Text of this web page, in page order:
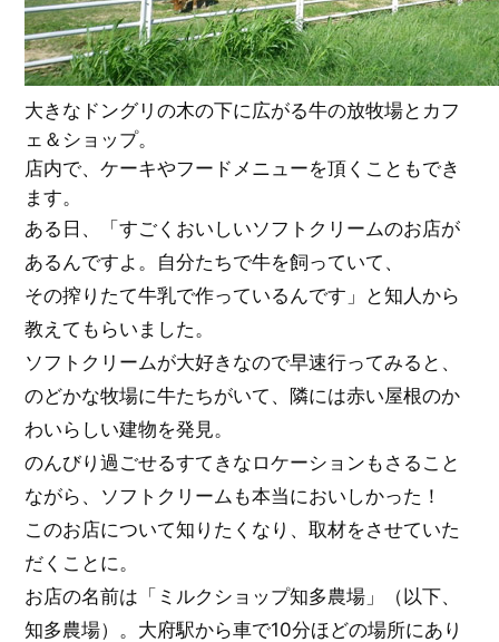
大きなドングリの木の下に広がる牛の放牧場とカフ
ェ＆ショップ。
店内で、ケーキやフードメニューを頂くこともでき
ます。
ある日、「すごくおいしいソフトクリームのお店が
あるんですよ。自分たちで牛を飼っていて、
その搾りたて牛乳で作っているんです」と知人から
教えてもらいました。
ソフトクリームが大好きなので早速行ってみると、
のどかな牧場に牛たちがいて、隣には赤い屋根のか
わいらしい建物を発見。
のんびり過ごせるすてきなロケーションもさること
ながら、ソフトクリームも本当においしかった！
このお店について知りたくなり、取材をさせていた
だくことに。
お店の名前は「ミルクショップ知多農場」（以下、
知多農場）。大府駅から車で10分ほどの場所にあり